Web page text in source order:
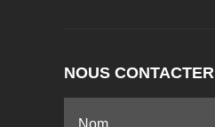
NOUS CONTACTER